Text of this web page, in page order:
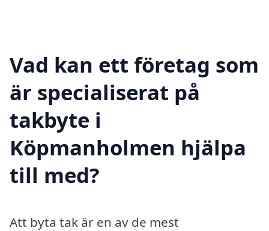
Vad kan ett företag som
är specialiserat på
takbyte i
Köpmanholmen hjälpa
till med?
Att byta tak är en av de mest